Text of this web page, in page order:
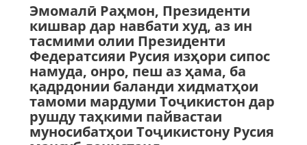
Эмомалӣ Раҳмон, Президенти
кишвар дар навбати худ, аз ин
тасмими олии Президенти
Федератсияи Русия изҳори сипос
намуда, онро, пеш аз ҳама, ба
қадрдонии баланди хидматҳои
тамоми мардуми Тоҷикистон дар
рушду таҳкими пайвастаи
муносибатҳои Тоҷикистону Русия